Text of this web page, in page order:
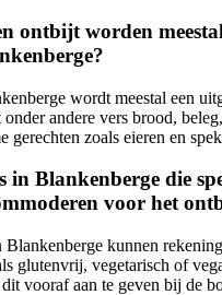
ontbijt worden
wordt meestal een
onder andere vers brood,
gerechten zoals eieren en
in Blankenberge die
voor het
Blankenberge kunnen
glutenvrij, vegetarisch of
vooraf aan te geven bij de